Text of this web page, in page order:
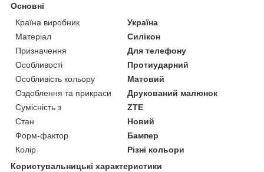
Основні
Країна виробник
Україна
Матеріал
Силікон
Призначення
Для телефону
Особливості
Протиударний
Особливість кольору
Матовий
Оздоблення та прикраси
Друкований малюнок
Сумісність з
ZTE
Стан
Новий
Форм-фактор
Бампер
Колір
Різні кольори
Користувальницькі характеристики